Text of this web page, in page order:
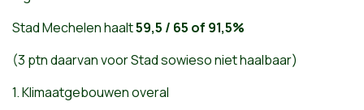
Stad Mechelen haalt59,5 / 65 of 91,5%
(3 ptn daarvan voor Stad sowieso niet haalbaar)
1. Klimaatgebouwen overal